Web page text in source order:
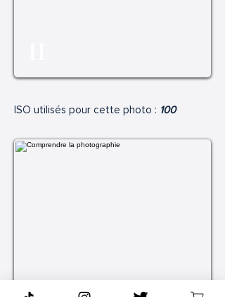
ISO utilisés pour cette photo : 100